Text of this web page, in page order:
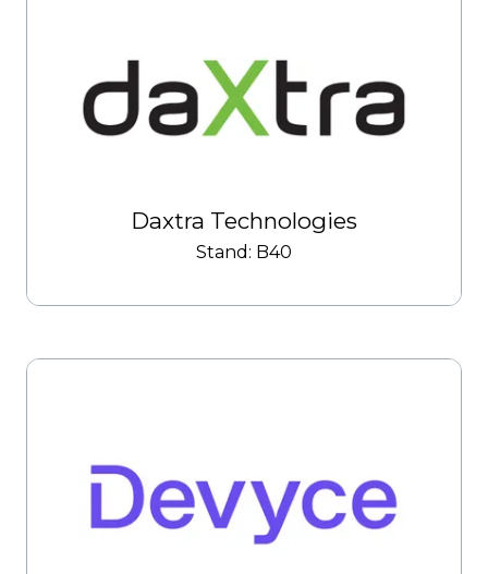
Daxtra Technologies
Stand: B40